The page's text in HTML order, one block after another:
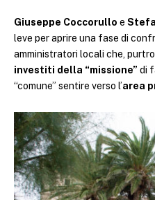
Giuseppe Coccorullo e
leve per aprire una fase di
amministratori locali che,
investiti della “missione” di
“comune” sentire verso l’area